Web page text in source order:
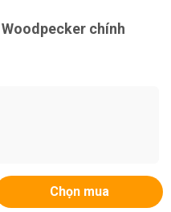
chính
Chọn mua